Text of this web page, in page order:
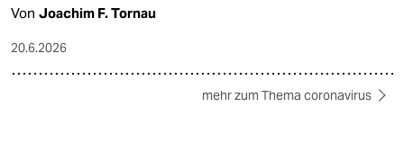
Von Joachim F. Tornau
20.6.2026
mehr zum Thema coronavirus